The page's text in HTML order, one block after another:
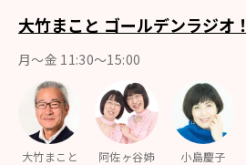
大竹まこと ゴールデンラジオ！
月〜金 11:30～15:00
大竹まこと
阿佐ヶ谷姉
小島慶子